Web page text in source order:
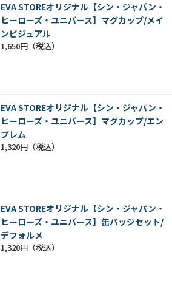
EVA STOREオリジナル【シン・ジャパン・
ヒーローズ・ユニバース】マグカップ/メイ
ンビジュアル
1,650円
EVA STOREオリジナル【シン・ジャパン・
ヒーローズ・ユニバース】マグカップ/エン
ブレム
1,320円
EVA STOREオリジナル【シン・ジャパン・
ヒーローズ・ユニバース】缶バッジセット/
デフォルメ
1,320円